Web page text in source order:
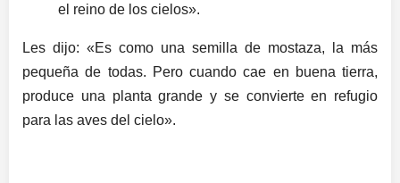
el reino de los cielos».
Les dijo: «Es como una semilla de mostaza, la más
pequeña de todas. Pero cuando cae en buena tierra,
produce una planta grande y se convierte en refugio
para las aves del cielo».